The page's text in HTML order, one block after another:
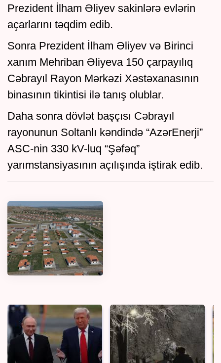
Prezident İlham Əliyev sakinlərə evlərin
açarlarını təqdim edib.
Sonra Prezident İlham Əliyev və Birinci
xanım Mehriban Əliyeva 150 çarpayılıq
Cəbrayıl Rayon Mərkəzi Xəstəxanasının
binasının tikintisi ilə tanış olublar.
Daha sonra dövlət başçısı Cəbrayıl
rayonunun Soltanlı kəndində “AzərEnerji”
ASC-nin 330 kV-luq “Şəfəq”
yarımstansiyasının açılışında iştirak edib.